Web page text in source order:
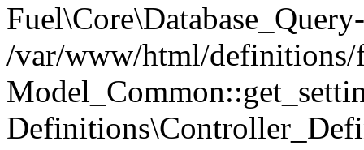
/var/www/html/definitions/